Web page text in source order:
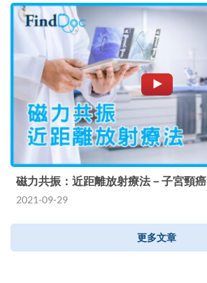
磁力共振：近距離放射療法－子宮頸癌
2021-09-29
更多文章